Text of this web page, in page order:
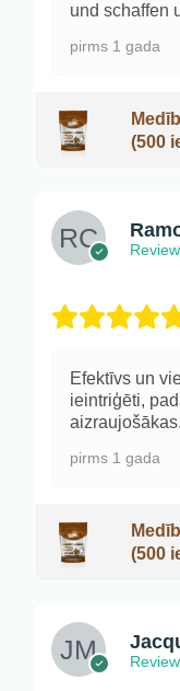
und schaffen
pirms 1 gada
(500
Efektīvs un
ieintriģēti,
aizraujošākas.
pirms 1 gada
(500